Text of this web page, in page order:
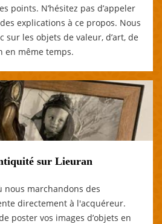
points. N’hésitez pas d’appeler
explications à ce propos. Nous
sur les objets de valeur, d’art, de
en même temps.
sur Lieuran
nous marchandons des
directement à l'acquéreur.
poster vos images d’objets en